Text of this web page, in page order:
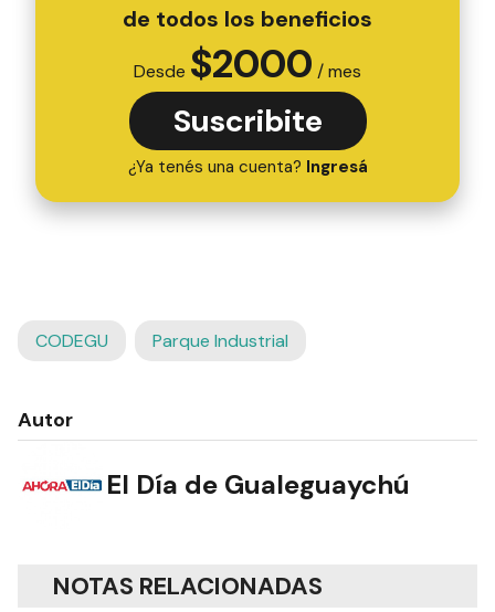
de todos los beneficios
Desde $2000 / mes
Suscribite
¿Ya tenés una cuenta? Ingresá
CODEGU Parque Industrial
Autor
El Día de Gualeguaychú
NOTAS RELACIONADAS